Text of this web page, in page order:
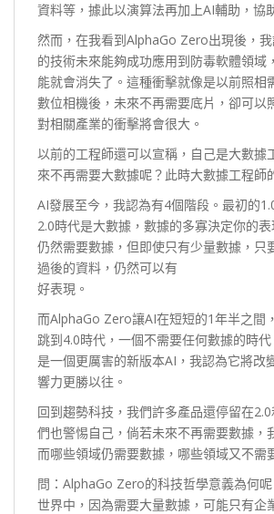
資料等，據此以演算法再加上AI輔助，協
然而，在我看到AlphaGo Zero出現後，
的技術未來能夠成功應用到防毒軟體領域
能就會消失了。這種衝擊就像是以前照相
數位相機後，未來不再需要底片，卻可以
對相關產業的衝擊將會很大。
以前的工程師還可以宣稱，自己是大數據
來不再需要大數據呢？此時大數據工程師
AI發展至今，我認為有4個階段。最初的
2.0時代是大數據，數據的多寡決定你的
仍然需要數據，但即使只有少量數據，只
過後的資料，仍然可以有
好表現。
而AlphaGo Zero讓AI在短短的1年半之間
跳到4.0時代，一個不需要任何數據的時
是一個更厲害的新版本AI，我認為它將改
響力更勝以往。
回到趨勢科技，我們許多產品還停留在
們也警惕自己，倘若未來不再需要數據，
而哪些領域仍需要數據，哪些領域又不需
問：AlphaGo Zero的科技哲學意義為何
世界中，因為需要大量數據，可能只有企